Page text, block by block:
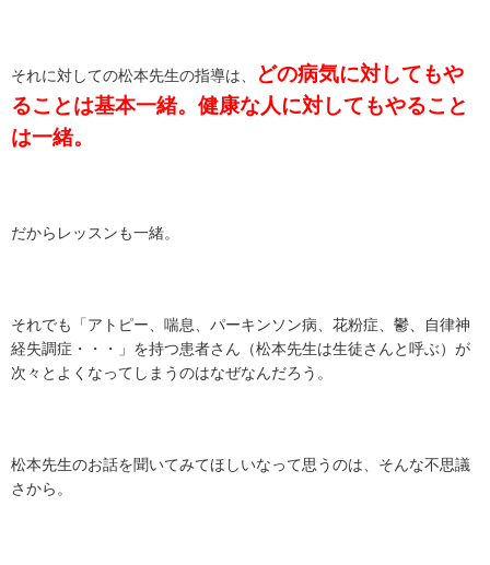
それに対しての松本先生の指導は、
どの病気に対してもや
ることは基本一緒。健康な人に対してもやること
は一緒。
だからレッスンも一緒。
それでも「アトピー、喘息、パーキンソン病、花粉症、鬱、自律神
経失調症・・・」を持つ患者さん（松本先生は生徒さんと呼ぶ）が
次々とよくなってしまうのはなぜなんだろう。
松本先生のお話を聞いてみてほしいなって思うのは、そんな不思議
さから。